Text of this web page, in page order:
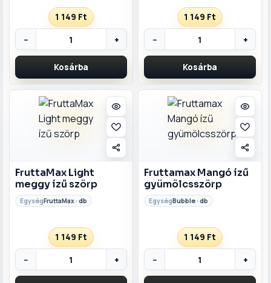
1 149 Ft
−
+
Kosárba
1 149 Ft
−
+
Kosárba
FruttaMax Light
meggy ízű szörp
FruttaMax · db
1 149 Ft
−
+
Fruttamax Mangó ízű
gyümölcsszörp
Bubble · db
1 149 Ft
−
+